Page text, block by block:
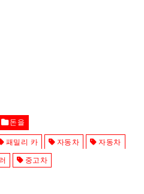
돈을
패밀리 카 자동차 자동차
중고차